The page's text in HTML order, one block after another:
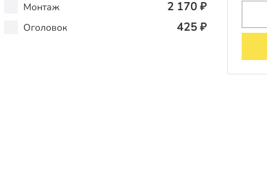
Монтаж 2 170 ₽
Оголовок 425 ₽